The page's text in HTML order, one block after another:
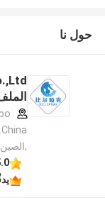
حول نا
,الصين